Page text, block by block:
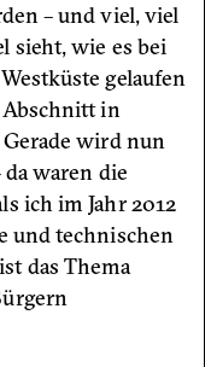
– und viel, viel
sieht, wie es bei
gelaufen
in
wird nun
waren die
ich im Jahr 2012
und technischen
das Thema